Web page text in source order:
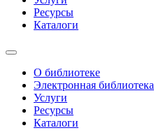
Ресурсы
Каталоги
О библиотеке
Электронная библиотека
Услуги
Ресурсы
Каталоги